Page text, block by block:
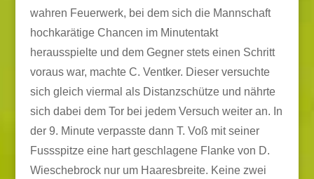
wahren Feuerwerk, bei dem sich die Mannschaft
hochkarätige Chancen im Minutentakt
herausspielte und dem Gegner stets einen Schritt
voraus war, machte C. Ventker. Dieser versuchte
sich gleich viermal als Distanzschütze und nährte
sich dabei dem Tor bei jedem Versuch weiter an. In
der 9. Minute verpasste dann T. Voß mit seiner
Fussspitze eine hart geschlagene Flanke von D.
Wieschebrock nur um Haaresbreite. Keine zwei